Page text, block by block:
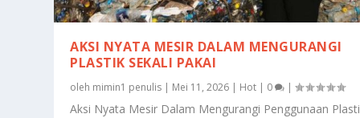
AKSI NYATA MESIR DALAM MENGURANGI
PLASTIK SEKALI PAKAI
oleh mimin1 penulis | Mei 11, 2026 | Hot | 0 |
Aksi Nyata Mesir Dalam Mengurangi Penggunaan